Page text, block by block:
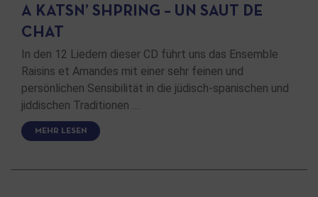
A KATSN’ SHPRING – UN SAUT DE
CHAT
In den 12 Liedern dieser CD führt uns das Ensemble
Raisins et Amandes mit einer sehr feinen und
persönlichen Sensibilität in die jüdisch-spanischen und
jiddischen Traditionen …
MEHR LESEN